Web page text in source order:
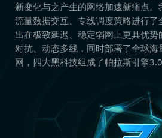
新变化与之产生的网络加速新痛点。
流量数据交互、专线调度策略进行
出在极致延迟、稳定弱网上更具优
对抗、动态多线，同时部署了全球
网，四大黑科技组成了帕拉斯引擎3.0